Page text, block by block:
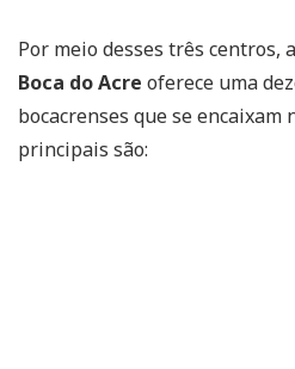
Por meio desses três centros, a
Boca do Acre oferece uma
bocacrenses que se encaixam
principais são: